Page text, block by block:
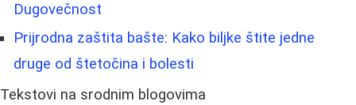
Dugovečnost
Prijrodna zaštita bašte: Kako biljke štite jedne
druge od štetočina i bolesti
Tekstovi na srodnim blogovima